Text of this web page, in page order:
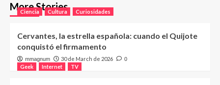
More Stories
Ciencia Cultura Curiosidades
Cervantes, la estrella española: cuando el Quijote
conquistó el firmamento
mmagnum 30 de March de 2026 0
Geek Internet TV